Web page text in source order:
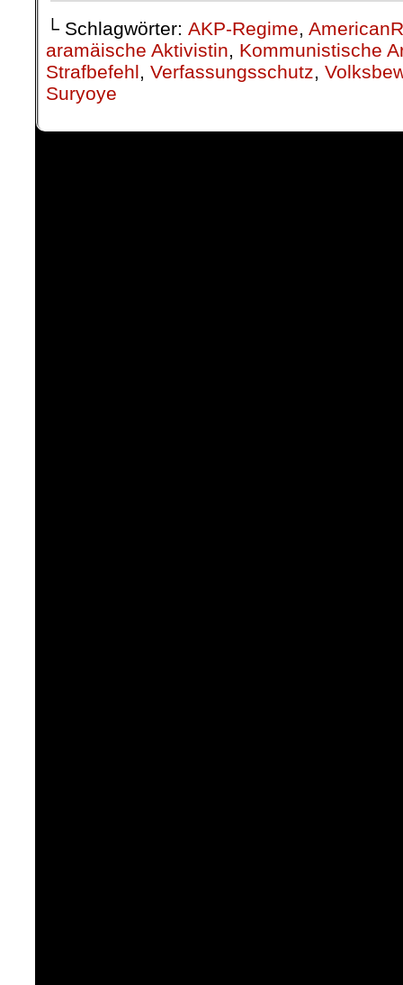
└ Schlagwörter: AKP-Regime,
aramäische Aktivistin, Kommunistische
Strafbefehl, Verfassungsschutz,
Suryoye